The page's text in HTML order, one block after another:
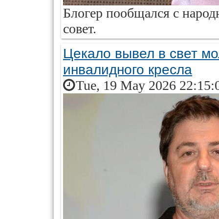
Блогер пообщался с
совет.
Цекало вывел в свет
инвалидного кресла
Tue, 19 May 2026